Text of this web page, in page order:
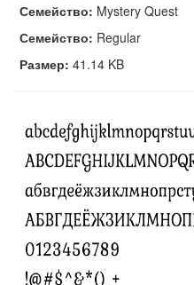
Семейство: Mystery Quest
Семейство: Regular
Размер: 41.14 KB